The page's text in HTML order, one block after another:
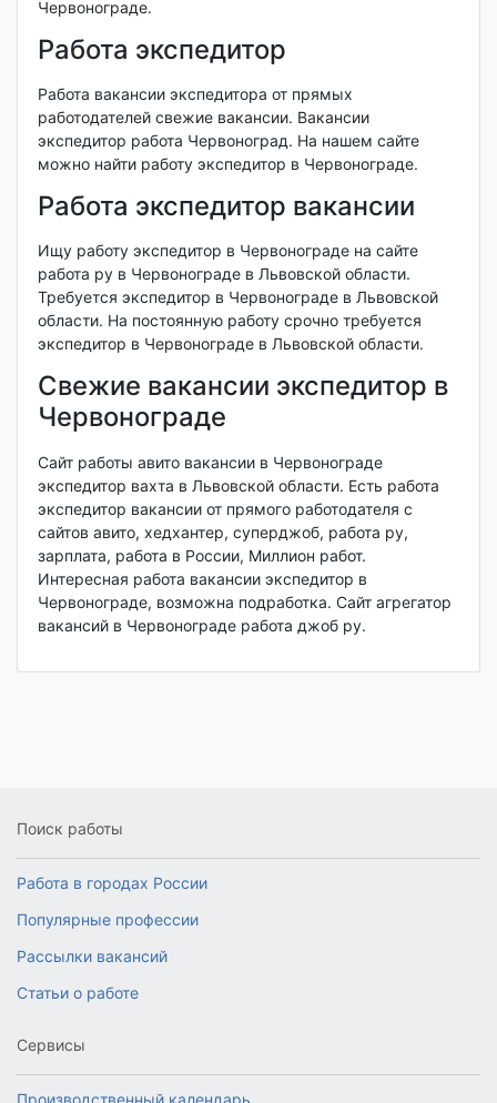
Червонограде.
Работа экспедитор
Работа вакансии экспедитора от прямых
работодателей свежие вакансии. Вакансии
экспедитор работа Червоноград. На нашем сайте
можно найти работу экспедитор в Червонограде.
Работа экспедитор вакансии
Ищу работу экспедитор в Червонограде на сайте
работа ру в Червонограде в Львовской области.
Требуется экспедитор в Червонограде в Львовской
области. На постоянную работу срочно требуется
экспедитор в Червонограде в Львовской области.
Свежие вакансии экспедитор в
Червонограде
Сайт работы авито вакансии в Червонограде
экспедитор вахта в Львовской области. Есть работа
экспедитор вакансии от прямого работодателя с
сайтов авито, хедхантер, суперджоб, работа ру,
зарплата, работа в России, Миллион работ.
Интересная работа вакансии экспедитор в
Червонограде, возможна подработка. Сайт агрегатор
вакансий в Червонограде работа джоб ру.
Поиск работы
Работа в городах России
Популярные профессии
Рассылки вакансий
Статьи о работе
Сервисы
Производственный календарь